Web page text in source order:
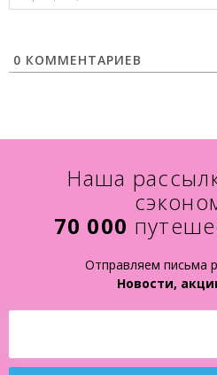
0 КОММЕНТАРИЕВ
Наша
70 000
Отправляем письма
Новости,